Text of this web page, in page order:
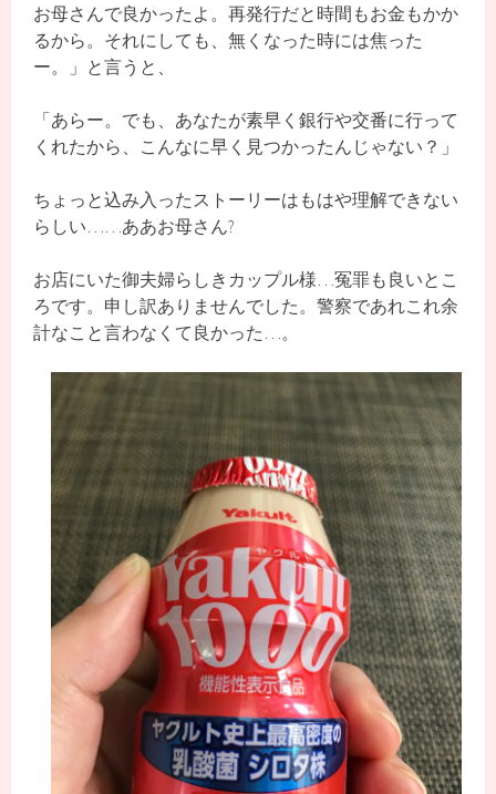
お母さんで良かったよ。再発行だと時間もお金もかか
るから。それにしても、無くなった時には焦った
ー。」と言うと、
「あらー。でも、あなたが素早く銀行や交番に行って
くれたから、こんなに早く見つかったんじゃない？」
ちょっと込み入ったストーリーはもはや理解できない
らしい……ああお母さん?
お店にいた御夫婦らしきカップル様…冤罪も良いとこ
ろです。申し訳ありませんでした。警察であれこれ余
計なこと言わなくて良かった…。